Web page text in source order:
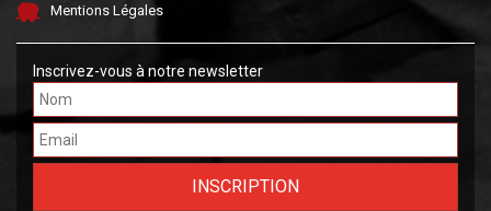
Mentions Légales
Inscrivez-vous à notre newsletter